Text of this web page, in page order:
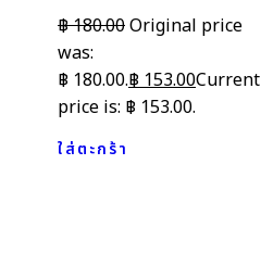
฿180.00Original price
was:
฿ 180.00.฿153.00Current
price is: ฿ 153.00.
ใส่ตะกร้า